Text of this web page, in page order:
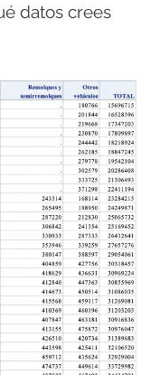
datos crees